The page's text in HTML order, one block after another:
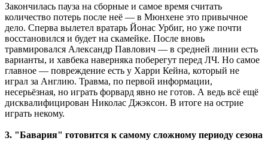
Закончилась пауза на сборные и самое время считать
количество потерь после неё — в Мюнхене это привычное
дело. Сперва вылетел вратарь Йонас Урбиг, но уже почти
восстановился и будет на скамейке. После вновь
травмировался Александр Павлович — в средней линии есть
варианты, и хавбека наверняка поберегут перед ЛЧ. Но самое
главное — повреждение есть у Харри Кейна, который не
играл за Англию. Травма, по первой информации,
несерьёзная, но играть форвард явно не готов. А ведь всё ещё
дисквалифицирован Николас Джэксон. В итоге на острие
играть некому.
3. "Бавария" готовится к самому сложному периоду сезона